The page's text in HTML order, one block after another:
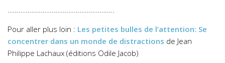
Pour aller plus loin : Les petites bulles de l’attention: Se
concentrer dans un monde de distractions de Jean
Philippe Lachaux (éditions Odile Jacob)